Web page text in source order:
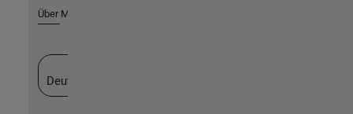
Über MathWorks
Deutschland